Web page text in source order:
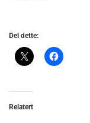
Del dette:
Relatert